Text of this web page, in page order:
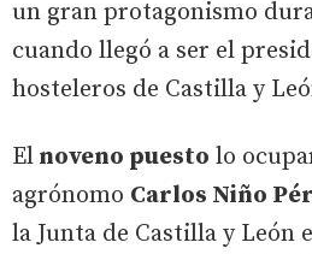
un gran protagonismo
cuando llegó a ser el
hosteleros de Castilla y
El noveno puesto lo
agrónomo Carlos Niño
la Junta de Castilla y León